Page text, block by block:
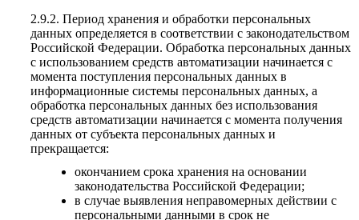
2.9.2. Период хранения и обработки персональных
данных определяется в соответствии с законодательством
Российской Федерации. Обработка персональных данных
с использованием средств автоматизации начинается с
момента поступления персональных данных в
информационные системы персональных данных, а
обработка персональных данных без использования
средств автоматизации начинается с момента получения
данных от субъекта персональных данных и
прекращается:
окончанием срока хранения на основании
законодательства Российской Федерации;
в случае выявления неправомерных действии с
персональными данными в срок не